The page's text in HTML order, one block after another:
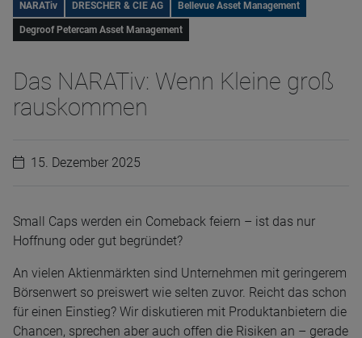
NARATiv DRESCHER & CIE AG Bellevue Asset Management
Degroof Petercam Asset Management
Das NARATiv: Wenn Kleine groß
rauskommen
15. Dezember 2025
Small Caps werden ein Comeback feiern – ist das nur
Hoffnung oder gut begründet?
An vielen Aktienmärkten sind Unternehmen mit geringerem
Börsenwert so preiswert wie selten zuvor. Reicht das schon
für einen Einstieg? Wir diskutieren mit Produktanbietern die
Chancen, sprechen aber auch offen die Risiken an – gerade